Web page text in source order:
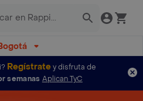
Regístratey disfruta de
semanas Aplican TyC